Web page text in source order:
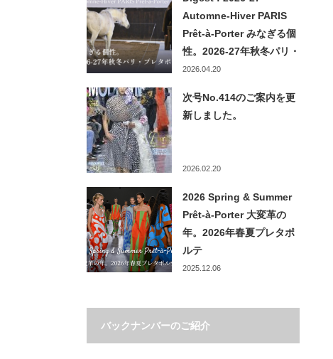
Automne-Hiver PARIS
Prêt-à-Porter みなぎる個
性。2026-27年秋冬パリ・
プレタポルテ
2026.04.20
次号No.414のご案内を更
新しました。
2026.02.20
2026 Spring & Summer
Prêt-à-Porter ⼤変⾰の
年。2026年春夏プレタポ
ルテ
2025.12.06
バックナンバーのご紹介